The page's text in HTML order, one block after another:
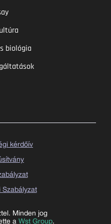
biológia
Minden jog
a Wst Group.
kérdőív
Szabályzat